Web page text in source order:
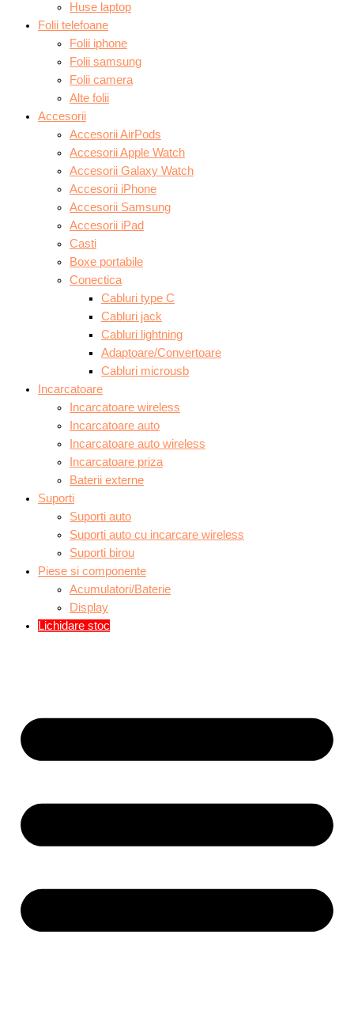
Huse laptop
Folii telefoane
Folii iphone
Folii samsung
Folii camera
Alte folii
Accesorii
Accesorii AirPods
Accesorii Apple Watch
Accesorii Galaxy Watch
Accesorii iPhone
Accesorii Samsung
Accesorii iPad
Casti
Boxe portabile
Conectica
Cabluri type C
Cabluri jack
Cabluri lightning
Adaptoare/Convertoare
Cabluri microusb
Incarcatoare
Incarcatoare wireless
Incarcatoare auto
Incarcatoare auto wireless
Incarcatoare priza
Baterii externe
Suporti
Suporti auto
Suporti auto cu incarcare wireless
Suporti birou
Piese si componente
Acumulatori/Baterie
Display
Lichidare stoc